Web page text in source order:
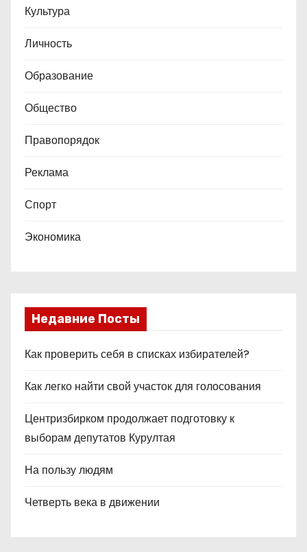
Культура
Личность
Образование
Общество
Правопорядок
Реклама
Спорт
Экономика
Недавние Посты
Как проверить себя в списках избирателей?
Как легко найти свой участок для голосования
Центризбирком продолжает подготовку к
выборам депутатов Курултая
На пользу людям
Четверть века в движении